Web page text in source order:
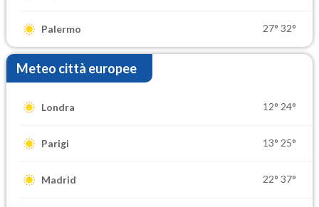
Palermo 27° 32°
Meteo città europee
Londra 12° 24°
Parigi 13° 25°
Madrid 22° 37°